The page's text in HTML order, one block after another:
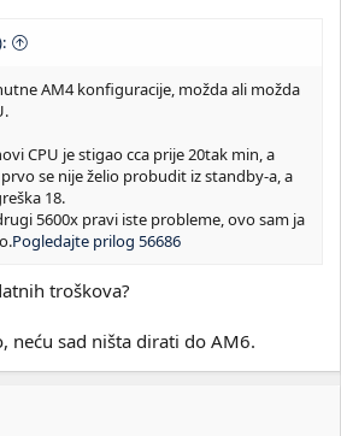
AM4 konfiguracije, možda ali možda
CPU je stigao cca prije 20tak min, a
prvo se nije želio probudit iz standby-a, a
18.
5600x pravi iste probleme, ovo sam ja
Pogledajte prilog 56686
troškova?
neću sad ništa dirati do AM6.